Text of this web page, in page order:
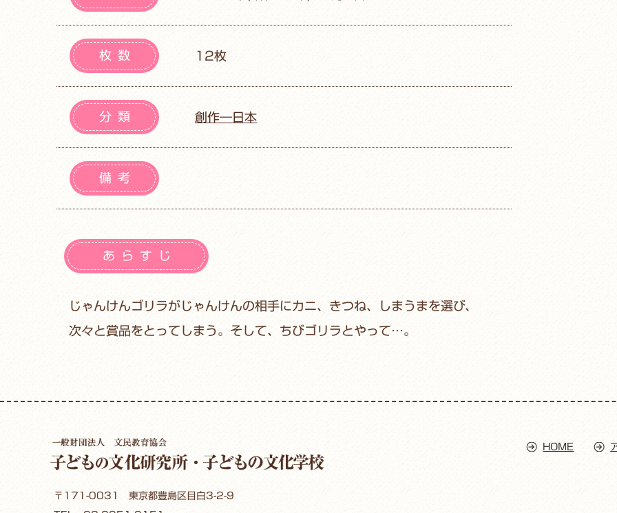
枚数 12枚
分類 創作―日本
備考
あらすじ
じゃんけんゴリラがじゃんけんの相手にカニ、きつね、しまうまを選び、
次々と賞品をとってしまう。そして、ちびゴリラとやって…。
〒171-0031 東京都豊島区目白3-2-9
HOME